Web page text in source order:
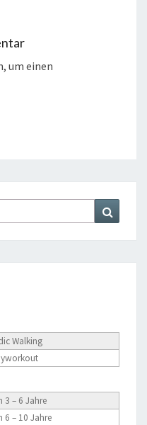
um einen
Walking
3 – 6 Jahre
6 – 10 Jahre